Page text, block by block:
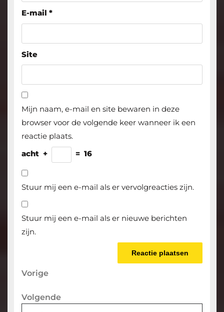
E-mail *
Site
Mijn naam, e-mail en site bewaren in deze
browser voor de volgende keer wanneer ik een
reactie plaats.
acht + = 16
Stuur mij een e-mail als er vervolgreacties zijn.
Stuur mij een e-mail als er nieuwe berichten
zijn.
Berichtnavigatie
Vorige
Vorige
Volgende
Volgende